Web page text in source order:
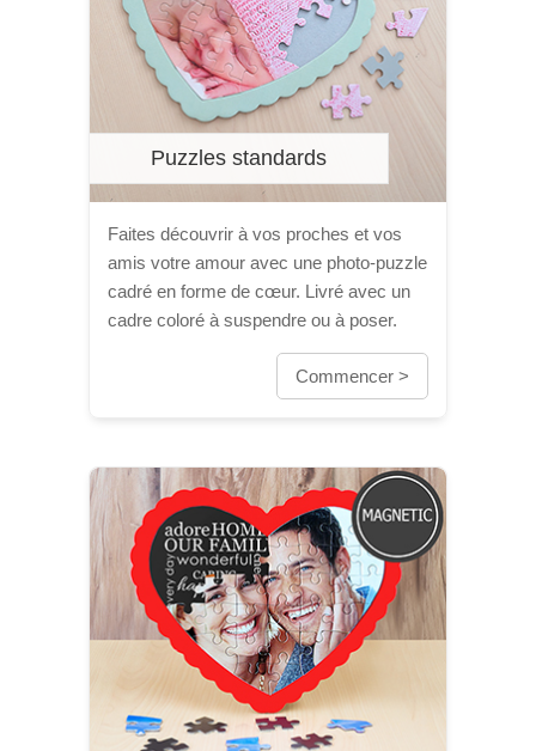
Puzzles standards
Faites découvrir à vos proches et vos
amis votre amour avec une photo-puzzle
cadré en forme de cœur. Livré avec un
cadre coloré à suspendre ou à poser.
Commencer >